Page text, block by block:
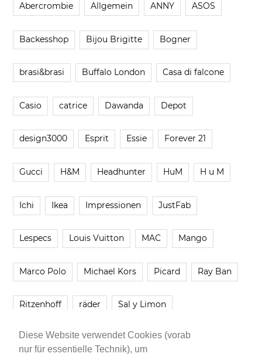
Diese Website verwendet Cookies (vorab
nur für essentielle Technik), um
Abercrombie Allgemein ANNY ASOS
Backesshop Bijou Brigitte Bogner
brasi&brasi Buffalo London Casa di falcone
Casio catrice Dawanda Depot
design3000 Esprit Essie Forever 21
Gucci H&M Headhunter HuM H u M
Ichi Ikea Impressionen JustFab
Lespecs Louis Vuitton MAC Mango
Marco Polo Michael Kors Picard Ray Ban
Ritzenhoff räder Sal y Limon
Smartbuyglasses smash! Steve Madden